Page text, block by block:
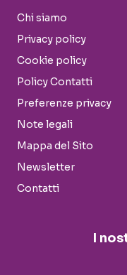
Chi siamo
Privacy policy
Cookie policy
Policy Contatti
Preferenze privacy
Note legali
Mappa del Sito
Newsletter
Contatti
I